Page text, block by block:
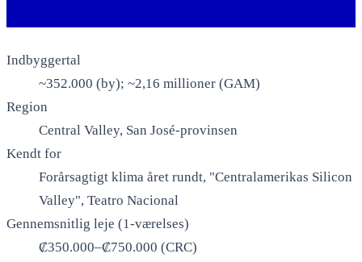
Indbyggertal
~352.000 (by); ~2,16 millioner (GAM)
Region
Central Valley, San José-provinsen
Kendt for
Forårsagtigt klima året rundt, "Centralamerikas Silicon
Valley", Teatro Nacional
Gennemsnitlig leje (1-værelses)
₡350.000–₡750.000 (CRC)